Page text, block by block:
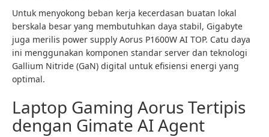
Untuk menyokong beban kerja kecerdasan buatan lokal
berskala besar yang membutuhkan daya stabil, Gigabyte
juga merilis power supply Aorus P1600W AI TOP. Catu daya
ini menggunakan komponen standar server dan teknologi
Gallium Nitride (GaN) digital untuk efisiensi energi yang
optimal.
Laptop Gaming Aorus Tertipis
dengan Gimate AI Agent